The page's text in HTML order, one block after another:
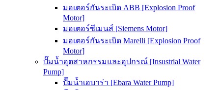
มอเตอร์กันระเบิด ABB [Explosion Proof
Motor]
มอเตอร์ซีเมนส์ [Siemens Motor]
มอเตอร์กันระเบิด Marelli [Explosion Proof
Motor]
ปั๊มน้ำอุตสาหกรรมและอุปกรณ์ [Insustrial Water
Pump]
ปั๊มน้ำเอบาร่า [Ebara Water Pump]